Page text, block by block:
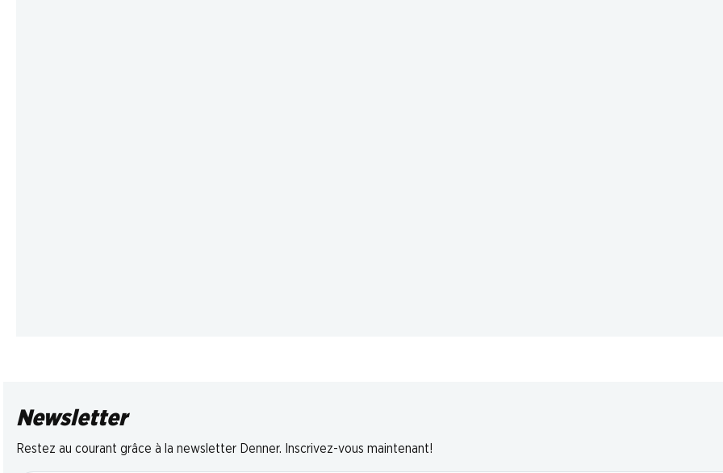
Newsletter
Restez au courant grâce à la newsletter Denner. Inscrivez-vous maintenant!